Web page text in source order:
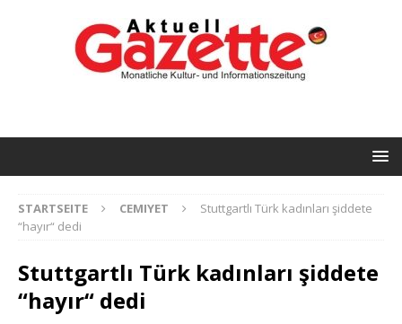
STARTSEITE CEMIYET
Stuttgartlı Türk kadınları şiddete
“hayır“ dedi
Stuttgartlı Türk kadınları şiddete
“hayır“ dedi